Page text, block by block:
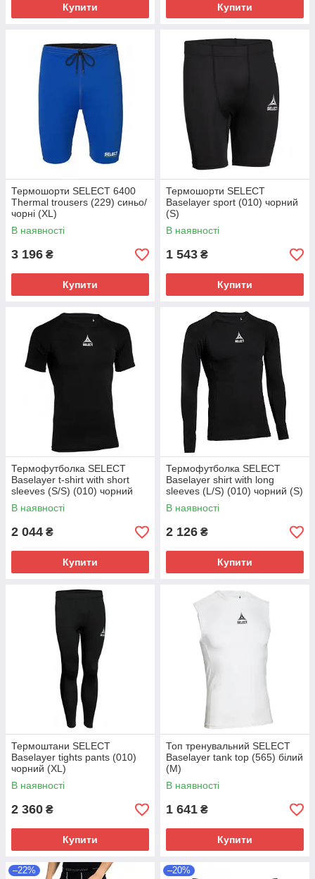
Купити Купити
Термошорти SELECT 6400
Thermal trousers (229) синьо/
чорні (XL)
В наявності
3 196 ₴
Купити
Термошорти SELECT
Baselayer sport (010) чорний
(S)
В наявності
1 543 ₴
Купити
Термофутболка SELECT
Baselayer t-shirt with short
sleeves (S/S) (010) чорний
(М)
В наявності
2 044 ₴
Купити
Термофутболка SELECT
Baselayer shirt with long
sleeves (L/S) (010) чорний (S)
В наявності
2 126 ₴
Купити
Термоштани SELECT
Baselayer tights pants (010)
чорний (XL)
В наявності
2 360 ₴
Купити
Топ тренувальний SELECT
Baselayer tank top (565) білий
(М)
В наявності
1 641 ₴
Купити
–22% –20%